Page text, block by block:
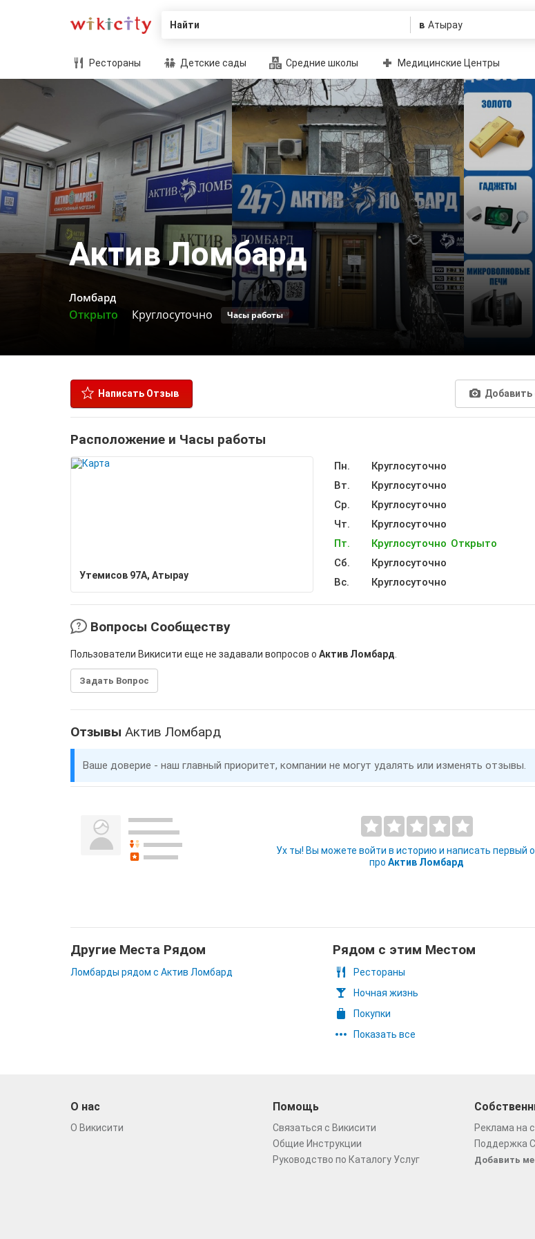
Найти в
Рестораны Детские сады Средние школы Медицинские Центры
Актив Ломбард
Ломбард
Открыто Круглосуточно Часы работы
Написать Отзыв
Расположение и Часы работы
Утемисов 97А, Атырау
Пн.
Круглосуточно
Вт.
Круглосуточно
Ср.
Круглосуточно
Чт.
Круглосуточно
Пт.
Круглосуточно Открыто
Сб.
Круглосуточно
Вс.
Круглосуточно
Вопросы Сообществу
Пользователи Викисити еще не задавали вопросов о Актив Ломбард
Задать Вопрос
Отзывы Актив Ломбард
Ваше доверие - наш главный приоритет, компании не могут удалять или изменять отзывы.
Ух ты! Вы можете войти в историю и написать первый
проАктив Ломбард
Другие Места Рядом
Ломбарды рядом с Актив Ломбард
Рядом с этим Местом
Рестораны
Ночная жизнь
Покупки
Показать все
О нас
О Викисити
Помощь
Связаться с Викисити
Общие Инструкции
Руководство по Каталогу Услуг
Реклама на
Поддержка
Добавить